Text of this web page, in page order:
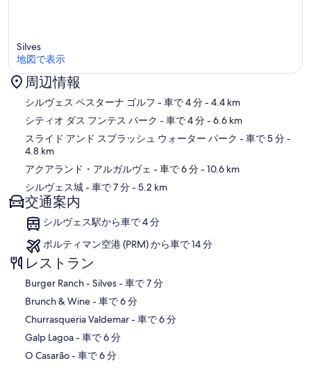
地図
Silves
地図で表示
周辺情報
シルヴェス ペスターナ ゴルフ - 車で 4 分- 4.4 km
シティオ ダス フンテス パーク - 車で 4 分- 6.6 km
スライド アンド スプラッシュ ウォーター パーク - 車で 5 分-
4.8 km
アクアランド・アルガルヴェ - 車で 6 分- 10.6 km
シルヴェス城- 車で 7 分- 5.2 km
交通案内
シルヴェス駅から車で 4 分
ポルティマン空港 (PRM) から車で 14 分
レストラン
‪Burger Ranch - Silves - ‬車で 7 分
‪Brunch & Wine - ‬車で 6 分
‪Churrasqueria Valdemar - ‬車で 6 分
‪Galp Lagoa - ‬車で 6 分
‪O Casarão - ‬車で 6 分